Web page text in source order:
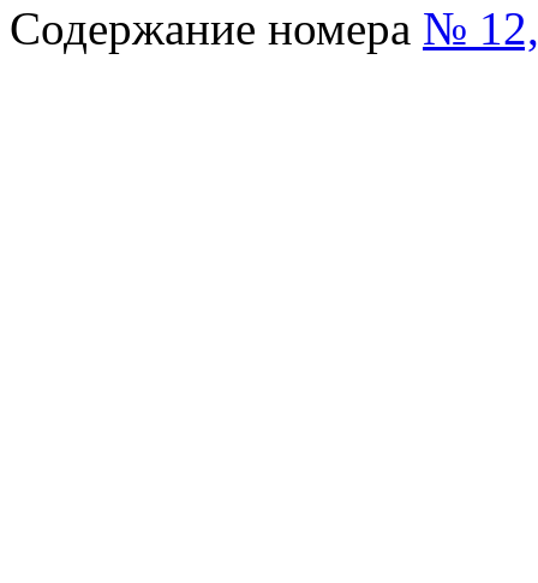
Содержание номера №